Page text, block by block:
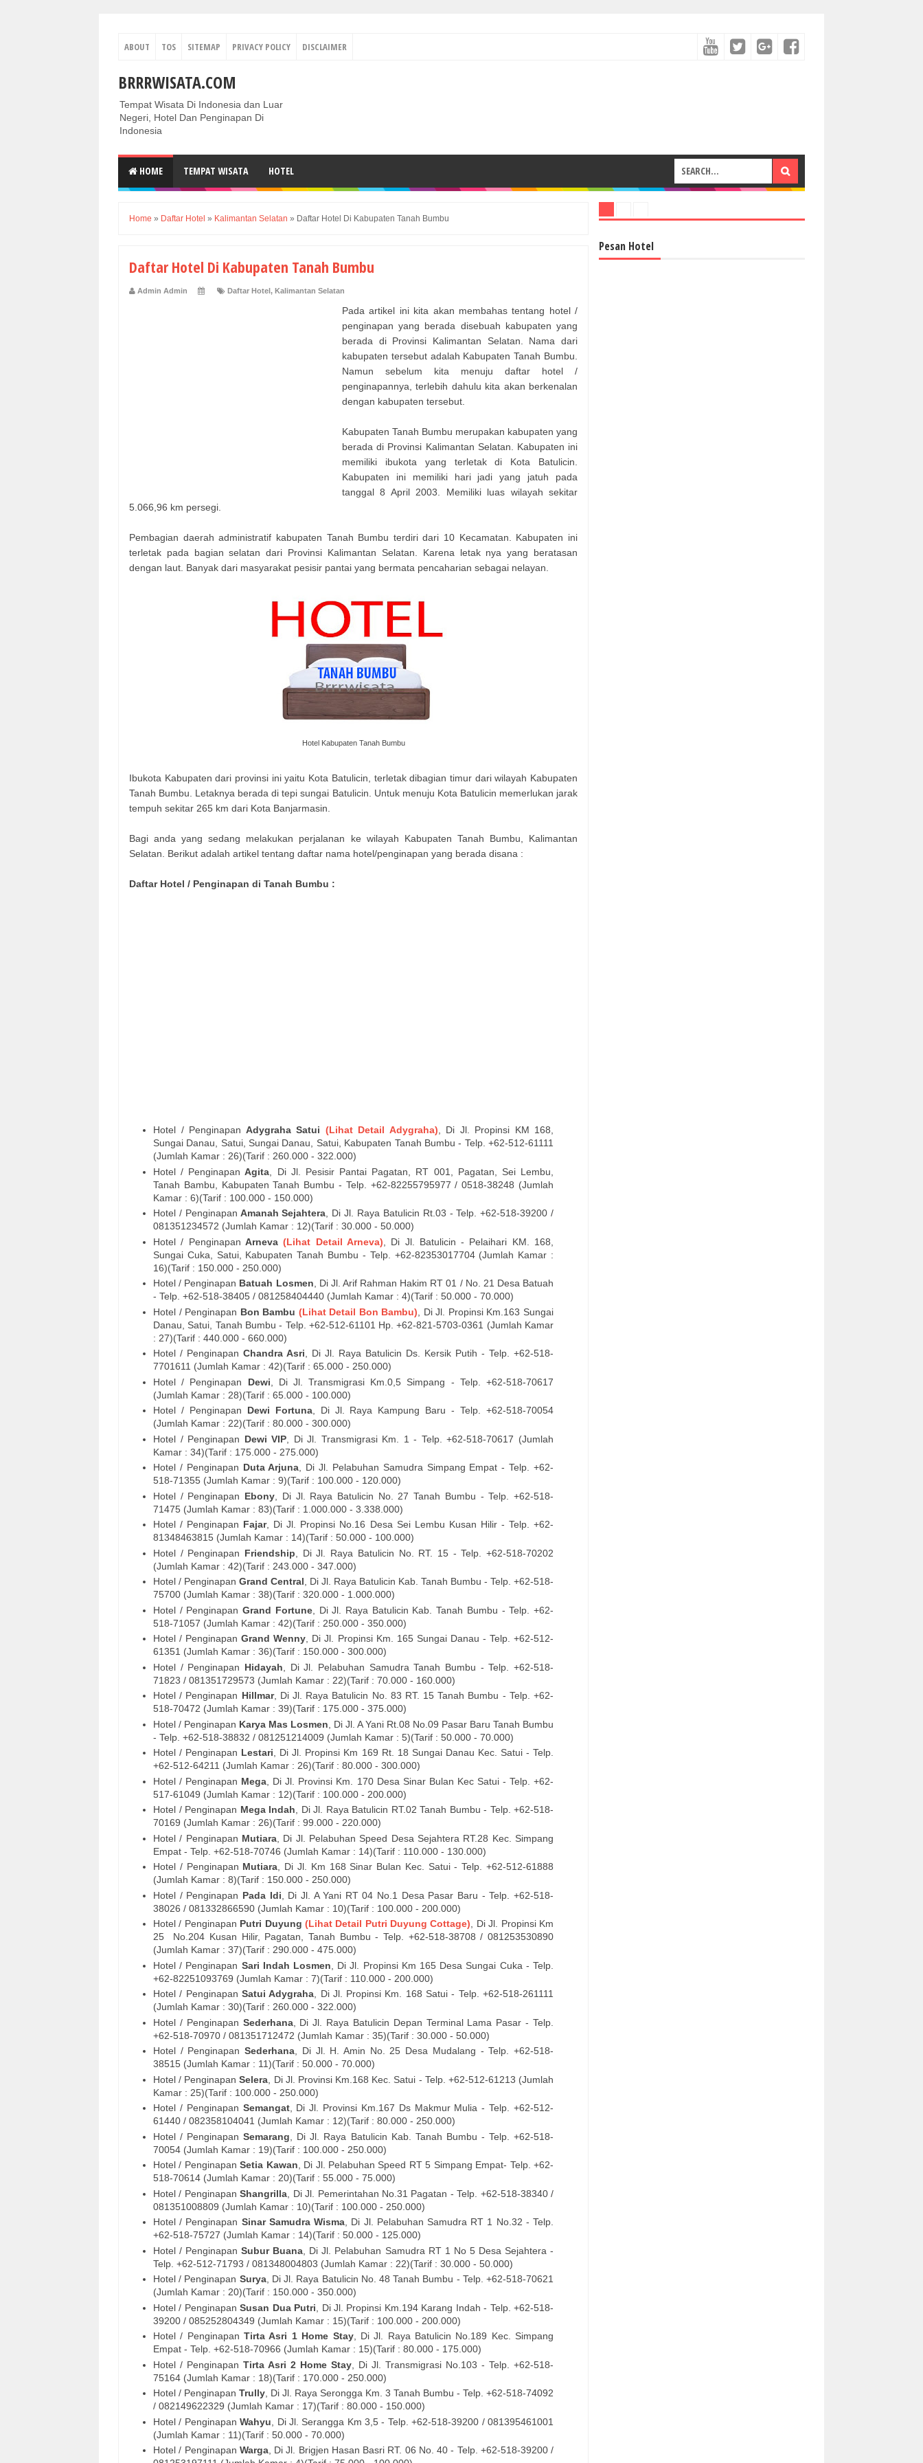
ABOUT TOS SITEMAP PRIVACY POLICY DISCLAIMER
BRRRWISATA.COM
Tempat Wisata Di Indonesia dan Luar
Negeri, Hotel Dan Penginapan Di
Indonesia
HOME TEMPAT WISATA HOTEL
Home » Daftar Hotel » Kalimantan Selatan » Daftar Hotel Di Kabupaten Tanah Bumbu
Daftar Hotel Di Kabupaten Tanah Bumbu
Admin Admin Daftar Hotel, Kalimantan Selatan
Pada artikel ini kita akan membahas tentang hotel /
penginapan yang berada disebuah kabupaten yang
berada di Provinsi Kalimantan Selatan. Nama dari
kabupaten tersebut adalah Kabupaten Tanah Bumbu.
Namun sebelum kita menuju daftar hotel /
penginapannya, terlebih dahulu kita akan berkenalan
dengan kabupaten tersebut.
Kabupaten Tanah Bumbu merupakan kabupaten yang
berada di Provinsi Kalimantan Selatan. Kabupaten ini
memiliki ibukota yang terletak di Kota Batulicin.
Kabupaten ini memiliki hari jadi yang jatuh pada
tanggal 8 April 2003. Memiliki luas wilayah sekitar
5.066,96 km persegi.
Pembagian daerah administratif kabupaten Tanah Bumbu terdiri dari 10 Kecamatan. Kabupaten ini
terletak pada bagian selatan dari Provinsi Kalimantan Selatan. Karena letak nya yang beratasan
dengan laut. Banyak dari masyarakat pesisir pantai yang bermata pencaharian sebagai nelayan.
Hotel Kabupaten Tanah Bumbu
Ibukota Kabupaten dari provinsi ini yaitu Kota Batulicin, terletak dibagian timur dari wilayah Kabupaten
Tanah Bumbu. Letaknya berada di tepi sungai Batulicin. Untuk menuju Kota Batulicin memerlukan jarak
tempuh sekitar 265 km dari Kota Banjarmasin.
Bagi anda yang sedang melakukan perjalanan ke wilayah Kabupaten Tanah Bumbu, Kalimantan
Selatan. Berikut adalah artikel tentang daftar nama hotel/penginapan yang berada disana :
Daftar Hotel / Penginapan di Tanah Bumbu :
Hotel / Penginapan Adygraha Satui (Lihat Detail Adygraha) , Di Jl. Propinsi KM 168,
Sungai Danau, Satui, Sungai Danau, Satui, Kabupaten Tanah Bumbu - Telp. +62-512-61111
(Jumlah Kamar : 26)(Tarif : 260.000 - 322.000)
Hotel / Penginapan Agita , Di Jl. Pesisir Pantai Pagatan, RT 001, Pagatan, Sei Lembu,
Tanah Bambu, Kabupaten Tanah Bumbu - Telp. +62-82255795977 / 0518-38248 (Jumlah
Kamar : 6)(Tarif : 100.000 - 150.000)
Hotel / Penginapan Amanah Sejahtera , DiJl. Raya Batulicin Rt.03 - Telp. +62-518-39200 /
081351234572 (Jumlah Kamar : 12)(Tarif : 30.000 - 50.000)
Hotel / Penginapan Arneva(Lihat Detail Arneva) , Di Jl. Batulicin - Pelaihari KM. 168,
Sungai Cuka, Satui, Kabupaten Tanah Bumbu - Telp. +62-82353017704 (Jumlah Kamar :
16)(Tarif : 150.000 - 250.000)
Hotel / Penginapan Batuah Losmen , Di Jl. Arif Rahman Hakim RT 01 / No. 21 Desa Batuah
- Telp. +62-518-38405 / 081258404440 (Jumlah Kamar : 4)(Tarif : 50.000 - 70.000)
Hotel / Penginapan Bon Bambu (Lihat Detail Bon Bambu) , DiJl. Propinsi Km.163 Sungai
Danau, Satui, Tanah Bumbu - Telp. +62-512-61101 Hp. +62-821-5703-0361 (Jumlah Kamar
: 27)(Tarif : 440.000 - 660.000)
Hotel / Penginapan Chandra Asri , Di Jl. Raya Batulicin Ds. Kersik Putih - Telp. +62-518-
7701611 (Jumlah Kamar : 42)(Tarif : 65.000 - 250.000)
Hotel / Penginapan Dewi , Di Jl. Transmigrasi Km.0,5 Simpang - Telp. +62-518-70617
(Jumlah Kamar : 28)(Tarif : 65.000 - 100.000)
Hotel / Penginapan Dewi Fortuna, Di Jl. Raya Kampung Baru - Telp. +62-518-70054
(Jumlah Kamar : 22)(Tarif : 80.000 - 300.000)
Hotel / Penginapan Dewi VIP , DiJl. Transmigrasi Km. 1 - Telp. +62-518-70617 (Jumlah
Kamar : 34)(Tarif : 175.000 - 275.000)
Hotel / Penginapan Duta Arjuna , DiJl. Pelabuhan Samudra Simpang Empat - Telp. +62-
518-71355 (Jumlah Kamar : 9)(Tarif : 100.000 - 120.000)
Hotel / Penginapan Ebony , Di Jl. Raya Batulicin No. 27 Tanah Bumbu - Telp. +62-518-
71475 (Jumlah Kamar : 83)(Tarif : 1.000.000 - 3.338.000)
Hotel / Penginapan Fajar, DiJl. Propinsi No.16 Desa Sei Lembu Kusan Hilir- Telp. +62-
81348463815 (Jumlah Kamar : 14)(Tarif : 50.000 - 100.000)
Hotel / Penginapan Friendship , DiJl. Raya Batulicin No. RT. 15- Telp. +62-518-70202
(Jumlah Kamar : 42)(Tarif : 243.000 - 347.000)
Hotel / Penginapan Grand Central , Di Jl. Raya Batulicin Kab. Tanah Bumbu - Telp. +62-518-
75700 (Jumlah Kamar : 38)(Tarif : 320.000 - 1.000.000)
Hotel / Penginapan Grand Fortune, DiJl. Raya Batulicin Kab. Tanah Bumbu - Telp. +62-
518-71057 (Jumlah Kamar : 42)(Tarif : 250.000 - 350.000)
Hotel / Penginapan Grand Wenny , DiJl. Propinsi Km. 165 Sungai Danau - Telp. +62-512-
61351 (Jumlah Kamar : 36)(Tarif : 150.000 - 300.000)
Hotel / Penginapan Hidayah , DiJl. Pelabuhan Samudra Tanah Bumbu - Telp. +62-518-
71823 / 081351729573 (Jumlah Kamar : 22)(Tarif : 70.000 - 160.000)
Hotel / Penginapan Hillmar, Di Jl. Raya Batulicin No. 83 RT. 15 Tanah Bumbu - Telp. +62-
518-70472 (Jumlah Kamar : 39)(Tarif : 175.000 - 375.000)
Hotel / Penginapan Karya Mas Losmen , Di Jl. A Yani Rt.08 No.09 Pasar Baru Tanah Bumbu
- Telp. +62-518-38832 / 081251214009 (Jumlah Kamar : 5)(Tarif : 50.000 - 70.000)
Hotel / Penginapan Lestari , DiJl. Propinsi Km 169 Rt. 18 Sungai Danau Kec. Satui- Telp.
+62-512-64211 (Jumlah Kamar : 26)(Tarif : 80.000 - 300.000)
Hotel / Penginapan Mega , DiJl. Provinsi Km. 170 Desa Sinar Bulan Kec Satui- Telp. +62-
517-61049 (Jumlah Kamar : 12)(Tarif : 100.000 - 200.000)
Hotel / Penginapan Mega Indah , Di Jl. Raya Batulicin RT.02 Tanah Bumbu - Telp. +62-518-
70169 (Jumlah Kamar : 26)(Tarif : 99.000 - 220.000)
Hotel / Penginapan Mutiara , Di Jl. Pelabuhan Speed Desa Sejahtera RT.28 Kec. Simpang
Empat - Telp. +62-518-70746 (Jumlah Kamar : 14)(Tarif : 110.000 - 130.000)
Hotel / Penginapan Mutiara , Di Jl. Km 168 Sinar Bulan Kec. Satui- Telp. +62-512-61888
(Jumlah Kamar : 8)(Tarif : 150.000 - 250.000)
Hotel / Penginapan Pada Idi , Di Jl. A Yani RT 04 No.1 Desa Pasar Baru - Telp. +62-518-
38026 / 081332866590 (Jumlah Kamar : 10)(Tarif : 100.000 - 200.000)
Hotel / Penginapan Putri Duyung (Lihat Detail Putri Duyung Cottage) , DiJl. Propinsi Km
25 No.204 Kusan Hilir, Pagatan, Tanah Bumbu - Telp. +62-518-38708 /081253530890
(Jumlah Kamar : 37)(Tarif : 290.000 - 475.000)
Hotel / Penginapan Sari Indah Losmen , DiJl. Propinsi Km 165 Desa Sungai Cuka - Telp.
+62-82251093769 (Jumlah Kamar : 7)(Tarif : 110.000 - 200.000)
Hotel / Penginapan Satui Adygraha , Di Jl. Propinsi Km. 168 Satui - Telp. +62-518-261111
(Jumlah Kamar : 30)(Tarif : 260.000 - 322.000)
Hotel / Penginapan Sederhana, DiJl. Raya Batulicin Depan Terminal Lama Pasar - Telp.
+62-518-70970 / 081351712472 (Jumlah Kamar : 35)(Tarif : 30.000 - 50.000)
Hotel / Penginapan Sederhana , Di Jl. H. Amin No. 25 Desa Mudalang - Telp. +62-518-
38515 (Jumlah Kamar : 11)(Tarif : 50.000 - 70.000)
Hotel / Penginapan Selera , Di Jl. Provinsi Km.168 Kec. Satui - Telp. +62-512-61213 (Jumlah
Kamar : 25)(Tarif : 100.000 - 250.000)
Hotel / Penginapan Semangat, DiJl. Provinsi Km.167 Ds Makmur Mulia - Telp. +62-512-
61440 / 082358104041 (Jumlah Kamar : 12)(Tarif : 80.000 - 250.000)
Hotel / Penginapan Semarang , DiJl. Raya Batulicin Kab. Tanah Bumbu - Telp. +62-518-
70054 (Jumlah Kamar : 19)(Tarif : 100.000 - 250.000)
Hotel / Penginapan Setia Kawan , Di Jl. Pelabuhan Speed RT 5 Simpang Empat- Telp. +62-
518-70614 (Jumlah Kamar : 20)(Tarif : 55.000 - 75.000)
Hotel / Penginapan Shangrilla , DiJl. Pemerintahan No.31 Pagatan - Telp. +62-518-38340/
081351008809 (Jumlah Kamar : 10)(Tarif : 100.000 - 250.000)
Hotel / Penginapan Sinar Samudra Wisma , Di Jl. Pelabuhan Samudra RT 1 No.32 - Telp.
+62-518-75727 (Jumlah Kamar : 14)(Tarif : 50.000 - 125.000)
Hotel / Penginapan Subur Buana , DiJl. Pelabuhan Samudra RT 1 No 5Desa Sejahtera -
Telp. +62-512-71793 / 081348004803 (Jumlah Kamar : 22)(Tarif : 30.000 - 50.000)
Hotel / Penginapan Surya, DiJl. Raya Batulicin No. 48 Tanah Bumbu - Telp. +62-518-70621
(Jumlah Kamar : 20)(Tarif : 150.000 - 350.000)
Hotel / Penginapan Susan Dua Putri , DiJl. Propinsi Km.194 Karang Indah - Telp. +62-518-
39200 / 085252804349 (Jumlah Kamar : 15)(Tarif : 100.000 - 200.000)
Hotel / Penginapan Tirta Asri 1 Home Stay, DiJl. Raya Batulicin No.189 Kec. Simpang
Empat - Telp. +62-518-70966 (Jumlah Kamar : 15)(Tarif : 80.000 - 175.000)
Hotel / Penginapan Tirta Asri 2 Home Stay , Di Jl. Transmigrasi No.103 - Telp. +62-518-
75164 (Jumlah Kamar : 18)(Tarif : 170.000 - 250.000)
Hotel / Penginapan Trully , Di Jl. Raya Serongga Km. 3 Tanah Bumbu - Telp. +62-518-74092
/ 082149622329 (Jumlah Kamar : 17)(Tarif : 80.000 - 150.000)
Hotel / Penginapan Wahyu , Di Jl. Serangga Km 3,5 - Telp. +62-518-39200 / 081395461001
(Jumlah Kamar : 11)(Tarif : 50.000 - 70.000)
Hotel / Penginapan Warga, DiJl. Brigjen Hasan Basri RT. 06 No. 40 - Telp. +62-518-39200/
Pesan Hotel